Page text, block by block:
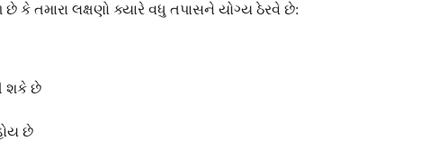
લક્ષણો ક્યારે વધુ તપાસને યોગ્ય ઠેરવે છે:
શકે છે
છે